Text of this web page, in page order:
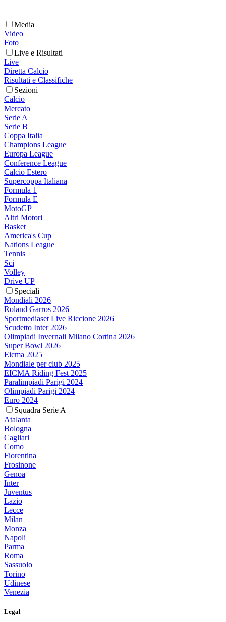
Media
Video
Foto
Live e Risultati
Live
Diretta Calcio
Risultati e Classifiche
Sezioni
Calcio
Mercato
Serie A
Serie B
Coppa Italia
Champions League
Europa League
Conference League
Calcio Estero
Supercoppa Italiana
Formula 1
Formula E
MotoGP
Altri Motori
Basket
America's Cup
Nations League
Tennis
Sci
Volley
Drive UP
Speciali
Mondiali 2026
Roland Garros 2026
Sportmediaset Live Riccione 2026
Scudetto Inter 2026
Olimpiadi Invernali Milano Cortina 2026
Super Bowl 2026
Eicma 2025
Mondiale per club 2025
EICMA Riding Fest 2025
Paralimpiadi Parigi 2024
Olimpiadi Parigi 2024
Euro 2024
Squadra Serie A
Atalanta
Bologna
Cagliari
Como
Fiorentina
Frosinone
Genoa
Inter
Juventus
Lazio
Lecce
Milan
Monza
Napoli
Parma
Roma
Sassuolo
Torino
Udinese
Venezia
Legal